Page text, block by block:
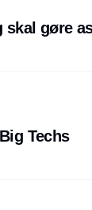
skal gøre
Techs